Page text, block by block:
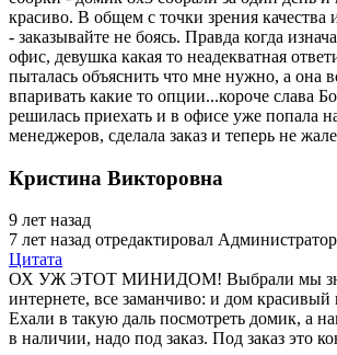
красиво. В общем с точки зрения качества
- заказывайте не боясь. Правда когда
офис, девушка какая то неадекватная
пыталась объяснить что мне нужно, а она
впаривать какие то опции...короче слава
решилась приехать и в офисе уже попала
менеджеров, сделала заказ и теперь не
Кристина Викторовна
9 лет назад
7 лет назад отредактировал
Цитата
ОХ УЖ ЭТОТ МИНИДОМ! Выбрали мы
интернете, все заманчиво: и дом красивый
Ехали в такую даль посмотреть домик, а
в наличии, надо под заказ. Под заказ это